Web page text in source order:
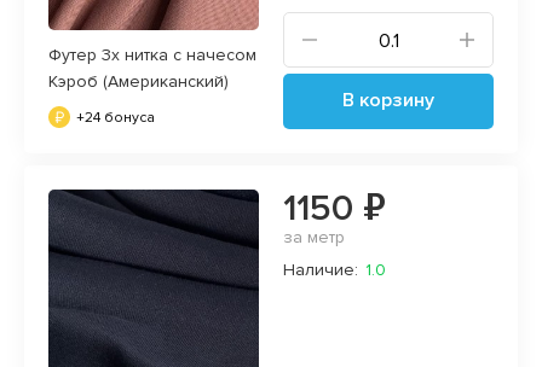
Футер 3х нитка с начесом
Кэроб (Американский)
+24 бонуса
В корзину
1150 ₽
за метр
Наличие: 1.0